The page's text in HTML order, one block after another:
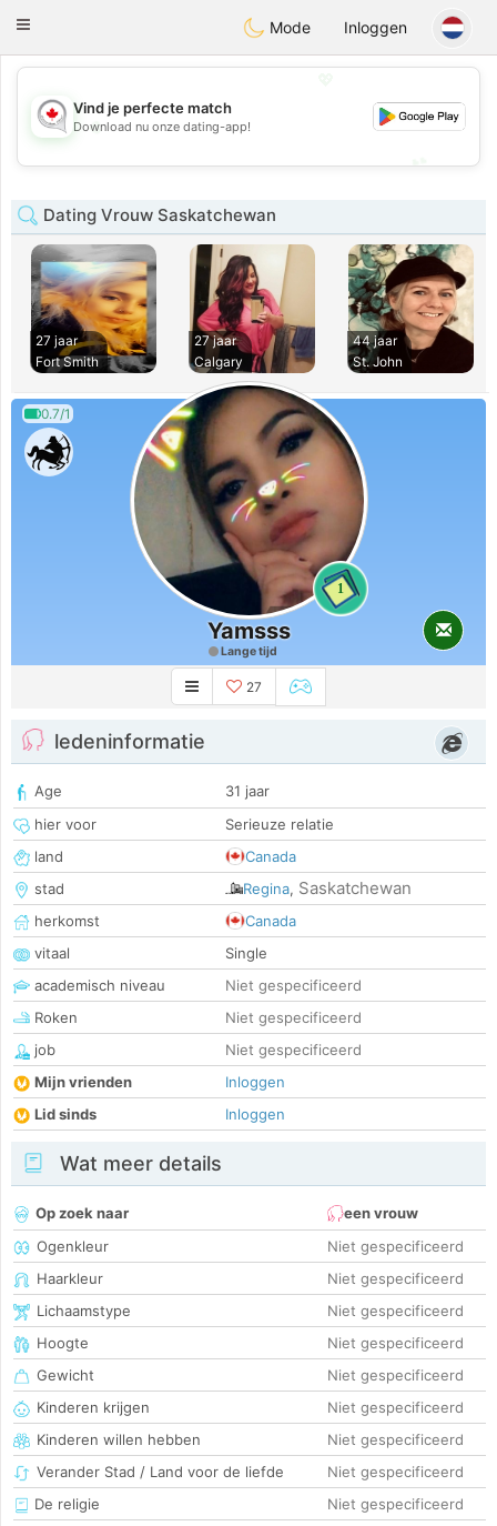
CANADIANchat
Toggle
Mode Inloggen
💖
💕
Vind je perfecte match
Download nu onze dating-app!
Dating Vrouw Saskatchewan
27 jaar
Fort Smith
27 jaar
Calgary
44 jaar
St. John
0.7/1
1
Yamsss
Lange tijd
27
ledeninformatie
Age
31 jaar
hier voor
Serieuze relatie
land
Canada
stad
Regina, Saskatchewan
herkomst
Canada
vitaal
Single
academisch niveau
Niet gespecificeerd
Roken
Niet gespecificeerd
job
Niet gespecificeerd
Mijn vrienden
Inloggen
Lid sinds
Inloggen
Wat meer details
Op zoek naar
een vrouw
Ogenkleur
Niet gespecificeerd
Haarkleur
Niet gespecificeerd
Lichaamstype
Niet gespecificeerd
Hoogte
Niet gespecificeerd
Gewicht
Niet gespecificeerd
Kinderen krijgen
Niet gespecificeerd
Kinderen willen hebben
Niet gespecificeerd
Verander Stad / Land voor de liefde
Niet gespecificeerd
De religie
Niet gespecificeerd